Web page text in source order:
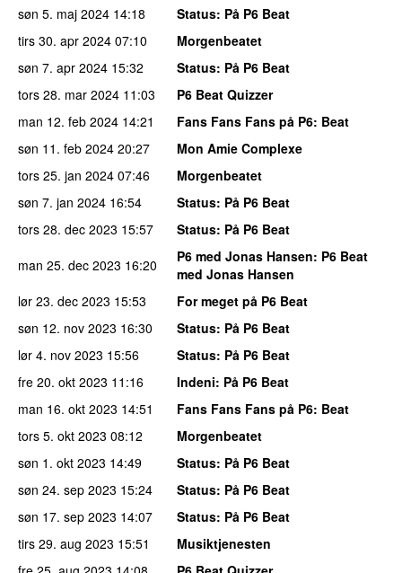
søn 5. maj 2024 14:18 Status: På P6 Beat
tirs 30. apr 2024 07:10
Morgenbeatet
søn 7. apr 2024 15:32 Status: På P6 Beat
tors 28. mar 2024 11:03
P6 Beat Quizzer
man 12. feb 2024 14:21 Fans Fans Fans på P6: Beat
søn 11. feb 2024 20:27
Mon Amie Complexe
tors 25. jan 2024 07:46
Morgenbeatet
søn 7. jan 2024 16:54 Status: På P6 Beat
tors 28. dec 2023 15:57 Status: På P6 Beat
man 25. dec 2023 16:20 P6 med Jonas Hansen: P6 Beat
med Jonas Hansen
lør 23. dec 2023 15:53
For meget på P6 Beat
søn 12. nov 2023 16:30 Status: På P6 Beat
lør 4. nov 2023 15:56 Status: På P6 Beat
fre 20. okt 2023 11:16 Indeni: På P6 Beat
man 16. okt 2023 14:51 Fans Fans Fans på P6: Beat
tors 5. okt 2023 08:12
Morgenbeatet
søn 1. okt 2023 14:49 Status: På P6 Beat
søn 24. sep 2023 15:24 Status: På P6 Beat
søn 17. sep 2023 14:07 Status: På P6 Beat
tirs 29. aug 2023 15:51
Musiktjenesten